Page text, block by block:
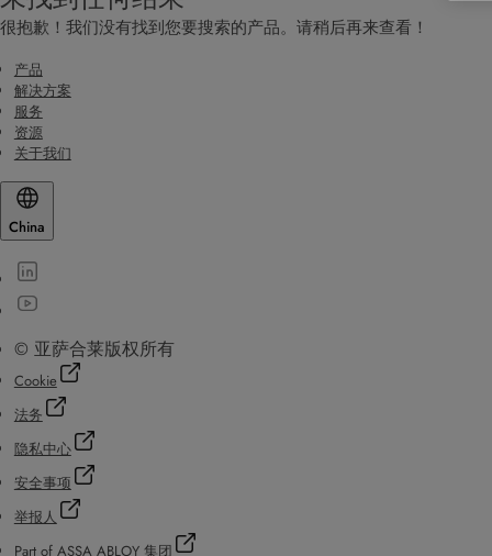
很抱歉！我们没有找到您要搜索的产品。请稍后再来查看！
产品
解决方案
服务
资源
关于我们
China
© 亚萨合莱版权所有
Cookie
法务
隐私中心
安全事项
举报人
Part of ASSA ABLOY 集团